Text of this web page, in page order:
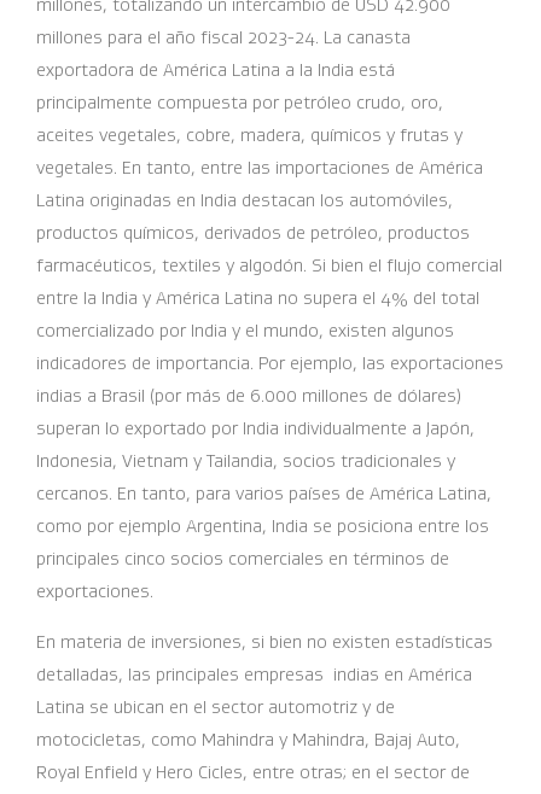
millones, totalizando un intercambio de USD 42.900
millones para el año fiscal 2023-24. La canasta
exportadora de América Latina a la India está
principalmente compuesta por petróleo crudo, oro,
aceites vegetales, cobre, madera, químicos y frutas y
vegetales. En tanto, entre las importaciones de América
Latina originadas en India destacan los automóviles,
productos químicos, derivados de petróleo, productos
farmacéuticos, textiles y algodón. Si bien el flujo comercial
entre la India y América Latina no supera el 4% del total
comercializado por India y el mundo, existen algunos
indicadores de importancia. Por ejemplo, las exportaciones
indias a Brasil (por más de 6.000 millones de dólares)
superan lo exportado por India individualmente a Japón,
Indonesia, Vietnam y Tailandia, socios tradicionales y
cercanos. En tanto, para varios países de América Latina,
como por ejemplo Argentina, India se posiciona entre los
principales cinco socios comerciales en términos de
exportaciones.
En materia de inversiones, si bien no existen estadísticas
detalladas, las principales empresas indias en América
Latina se ubican en el sector automotriz y de
motocicletas, como Mahindra y Mahindra, Bajaj Auto,
Royal Enfield y Hero Cicles, entre otras; en el sector de